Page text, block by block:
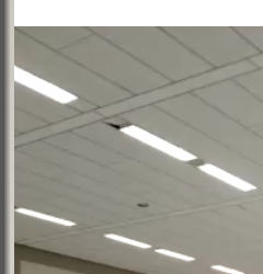
Video-
Player